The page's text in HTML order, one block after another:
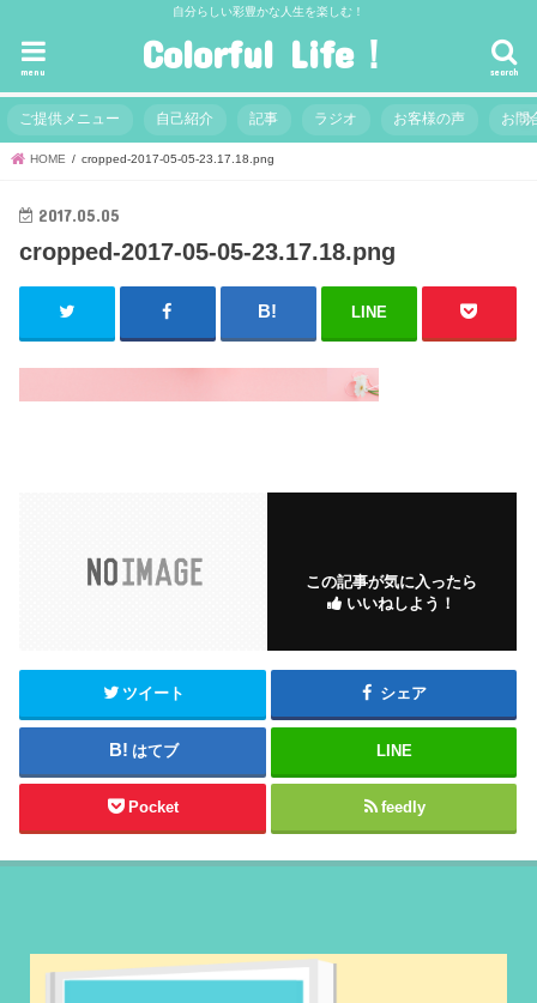
自分らしい彩豊かな人生を楽しむ！
Colorful Life！ search
menu
ご提供メニュー 自己紹介 記事 ラジオ お客様の声 お問
HOME cropped-2017-05-05-23.17.18.png
2017.05.05
cropped-2017-05-05-23.17.18.png
LINE
この記事が気に入ったら
いいねしよう！
ツイート シェア
はてブ LINE
Pocket feedly